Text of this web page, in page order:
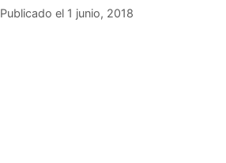
Publicado el 1 junio, 2018